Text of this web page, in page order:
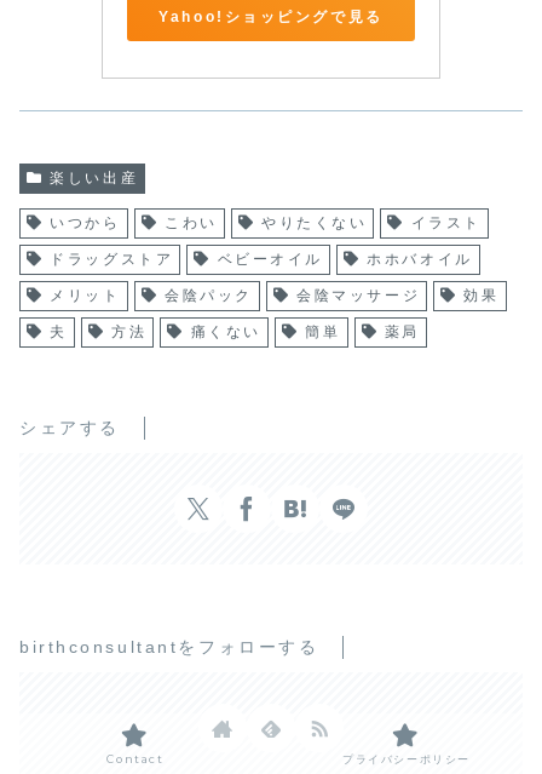
Yahoo!ショッピングで見る
楽しい出産
いつから こわい やりたくない イラスト
ドラッグストア ベビーオイル ホホバオイル
メリット 会陰パック 会陰マッサージ 効果
夫 方法 痛くない 簡単 薬局
シェアする
birthconsultantをフォローする
Contact プライバシーポリシー